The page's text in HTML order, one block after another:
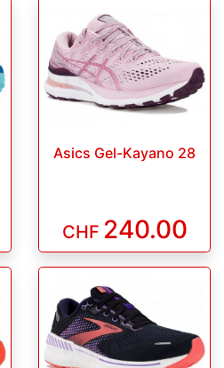
Asics Gel-Kayano 28
CHF 240.00